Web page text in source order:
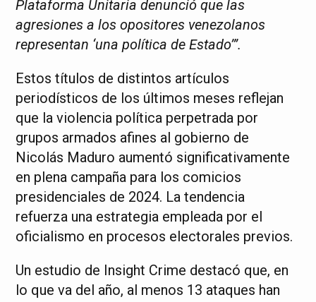
Plataforma Unitaria denunció que las
agresiones a los opositores venezolanos
representan ‘una política de Estado’”.
Estos títulos de distintos artículos
periodísticos de los últimos meses reflejan
que la violencia política perpetrada por
grupos armados afines al gobierno de
Nicolás Maduro aumentó significativamente
en plena campaña para los comicios
presidenciales de 2024. La tendencia
refuerza una estrategia empleada por el
oficialismo en procesos electorales previos.
Un estudio de Insight Crime destacó que, en
lo que va del año, al menos 13 ataques han